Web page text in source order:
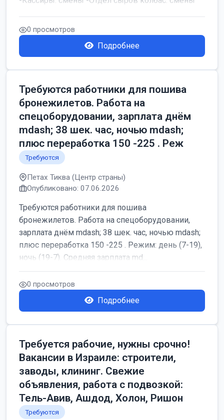
0 просмотров
Подробнее
Требуются работники для пошива
бронежилетов. Работа на
спецоборудовании, зарплата днём
mdash; 38 шек. час, ночью mdash;
плюс переработка 150 -225 . Реж
Требуются
Петах Тиква (Центр страны)
Опубликовано: 07.06.2026
Требуются работники для пошива
бронежилетов. Работа на спецоборудовании,
зарплата днём mdash; 38 шек. час, ночью mdash;
плюс переработка 150 -225 . Режим: день (7-19),
ночь (19-7). Средняя зарплата md...
0 просмотров
Подробнее
Требуется рабочие, нужны срочно!
Вакансии в Израиле: строители,
заводы, клининг. Свежие
объявления, работа с подвозкой:
Тель-Авив, Ашдод, Холон, Ришон
Требуются